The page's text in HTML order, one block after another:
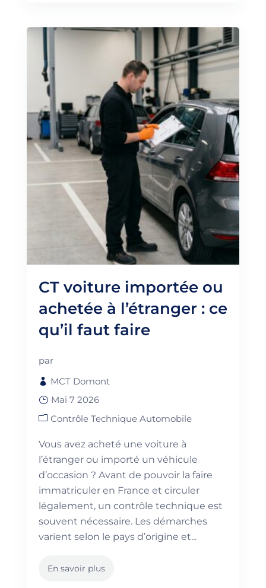
CT voiture importée ou
achetée à l’étranger : ce
qu’il faut faire
par
MCT Domont
Mai 7 2026
Contrôle Technique Automobile
Vous avez acheté une voiture à
l’étranger ou importé un véhicule
d’occasion ? Avant de pouvoir la faire
immatriculer en France et circuler
légalement, un contrôle technique est
souvent nécessaire. Les démarches
varient selon le pays d’origine et...
En savoir plus